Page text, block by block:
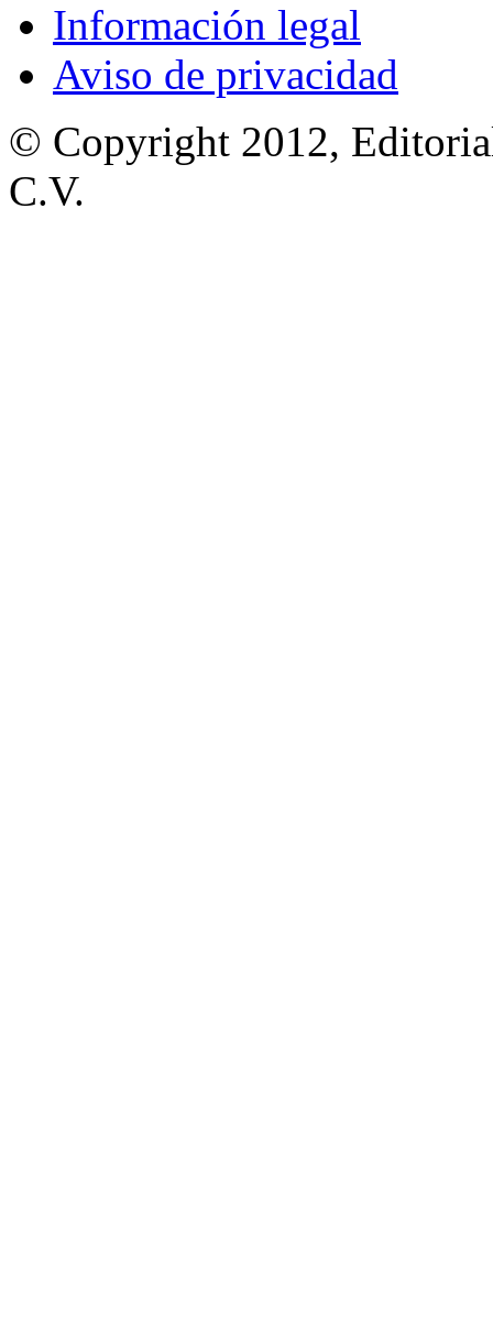
Información legal
Aviso de privacidad
© Copyright 2012,
C.V.